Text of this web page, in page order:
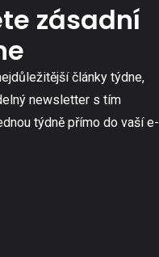
zásadní
články týdne,
newsletter s tím
týdně přímo do vaší e-